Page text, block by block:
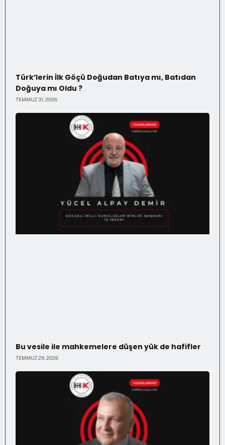
Türk’lerin İlk Göçü Doğudan Batıya mı, Batıdan
Doğuya mı Oldu ?
TEMMUZ 31, 2026
Bu vesile ile mahkemelere düşen yük de hafifler
TEMMUZ 29, 2026